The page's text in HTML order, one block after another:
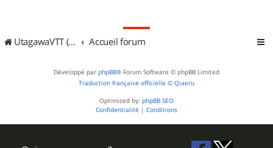
UtagawaVTT (Randos VTT et VTTAE avec traces GPS) Accueil forum
Développé par phpBB® Forum Software © phpBB Limited
Traduction française officielle © Qiaeru
Optimized by: phpBB SEO
Confidentialité | Conditions